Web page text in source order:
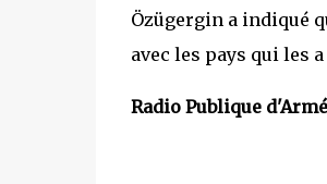
Özügergin a indiqué
avec les pays qui les
Radio Publique